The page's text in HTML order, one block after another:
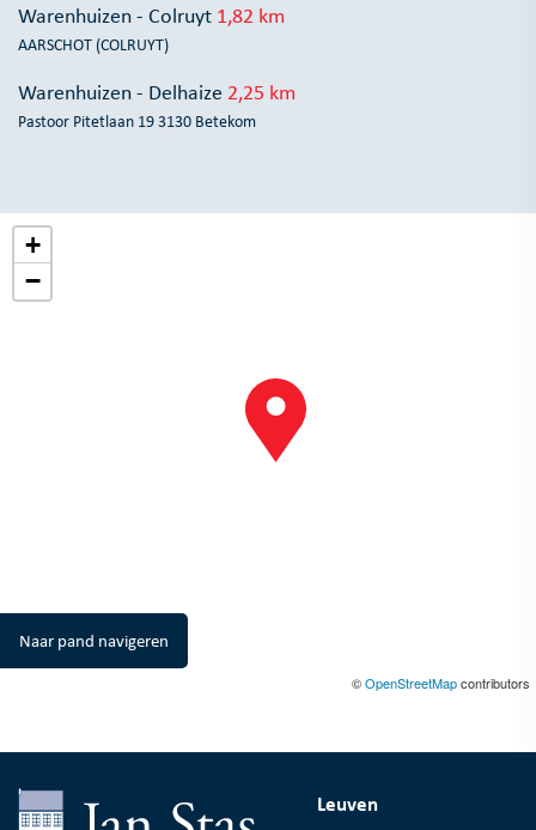
Warenhuizen - Colruyt 1,82 km
AARSCHOT (COLRUYT)
Warenhuizen - Delhaize 2,25 km
Pastoor Pitetlaan 19 3130 Betekom
Naar pand navigeren
+
−
©OpenStreetMapcontributors
Leuven